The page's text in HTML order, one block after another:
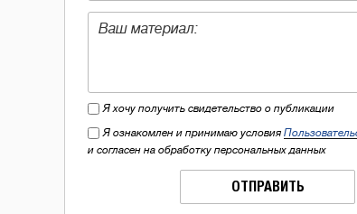
Я хочу получить свидетельство о публикации
Я ознакомлен и принимаю условия
и согласен на обработку персональных данных
ОТПРАВИТЬ